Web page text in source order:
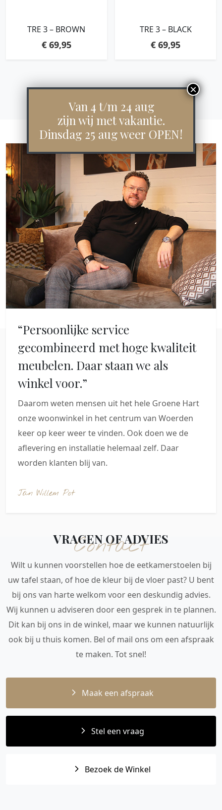
TRE 3 – BROWN
€69,95
TRE 3 – BLACK
€ 69,95
“Persoonlijke service
gecombineerd met hoge kwaliteit
meubelen. Daar staan we als
winkel voor.”
Daarom weten mensen uit het hele Groene Hart
onze woonwinkel in het centrum van Woerden
keer op keer weer te vinden. Ook doen we de
aflevering en installatie helemaal zelf. Daar
worden klanten blij van.
Jan Willem Pot
Contact
VRAGEN OF ADVIES
Wilt u kunnen voorstellen hoe de eetkamerstoelen bij
uw tafel staan, of hoe de kleur bij de vloer past? U bent
bij ons van harte welkom voor een deskundig advies.
Wij kunnen u adviseren door een gesprek in te plannen.
Dit kan bij ons in de winkel, maar we kunnen natuurlijk
ook bij u thuis komen. Bel of mail ons om een afspraak
te maken. Tot snel!
Maak een afspraak
Stel een vraag
Bezoek de Winkel
Van 4 t/m 24 aug
zijn wij met vakantie.
Dinsdag 25 aug weer OPEN!